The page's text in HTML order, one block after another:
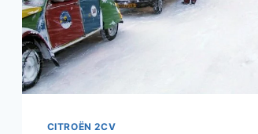
CITROËN 2CV